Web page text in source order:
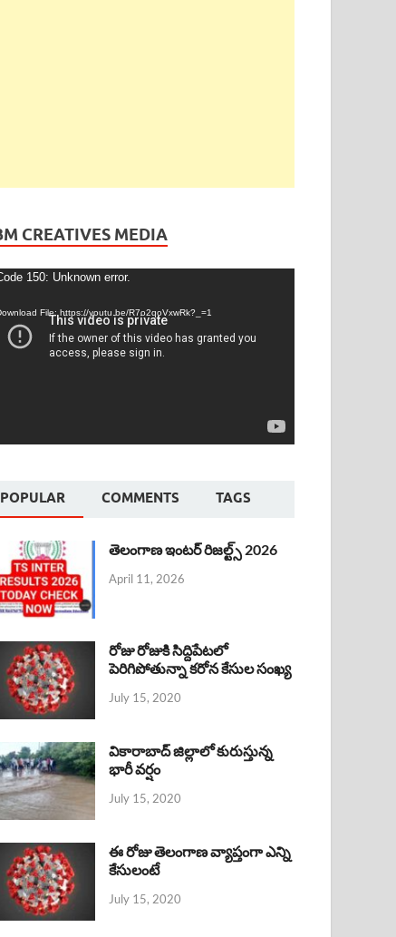
CREATIVES MEDIA
150: Unknown error.
File: https://youtu.be/R7o2qoVxwRk?_=1
POPULAR COMMENTS TAGS
తెలంగాణ ఇంటర్ రిజల్ట్స్ 2026
April 11, 2026
రోజు రోజుకి సిద్దిపేటలో
పెరిగిపోతున్నా కరోన కేసుల సంఖ్య
July 15, 2020
వికారాబాద్ జిల్లాలో కురుస్తున్న
భారీ వర్షం
July 15, 2020
ఈ రోజు తెలంగాణ వ్యాప్తంగా ఎన్ని
కేసులంటే
July 15, 2020